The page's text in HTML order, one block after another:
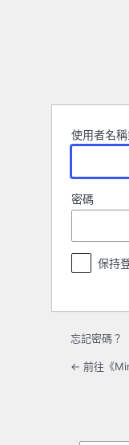
使用者名
密碼
保持
忘記密碼？
← 前往《